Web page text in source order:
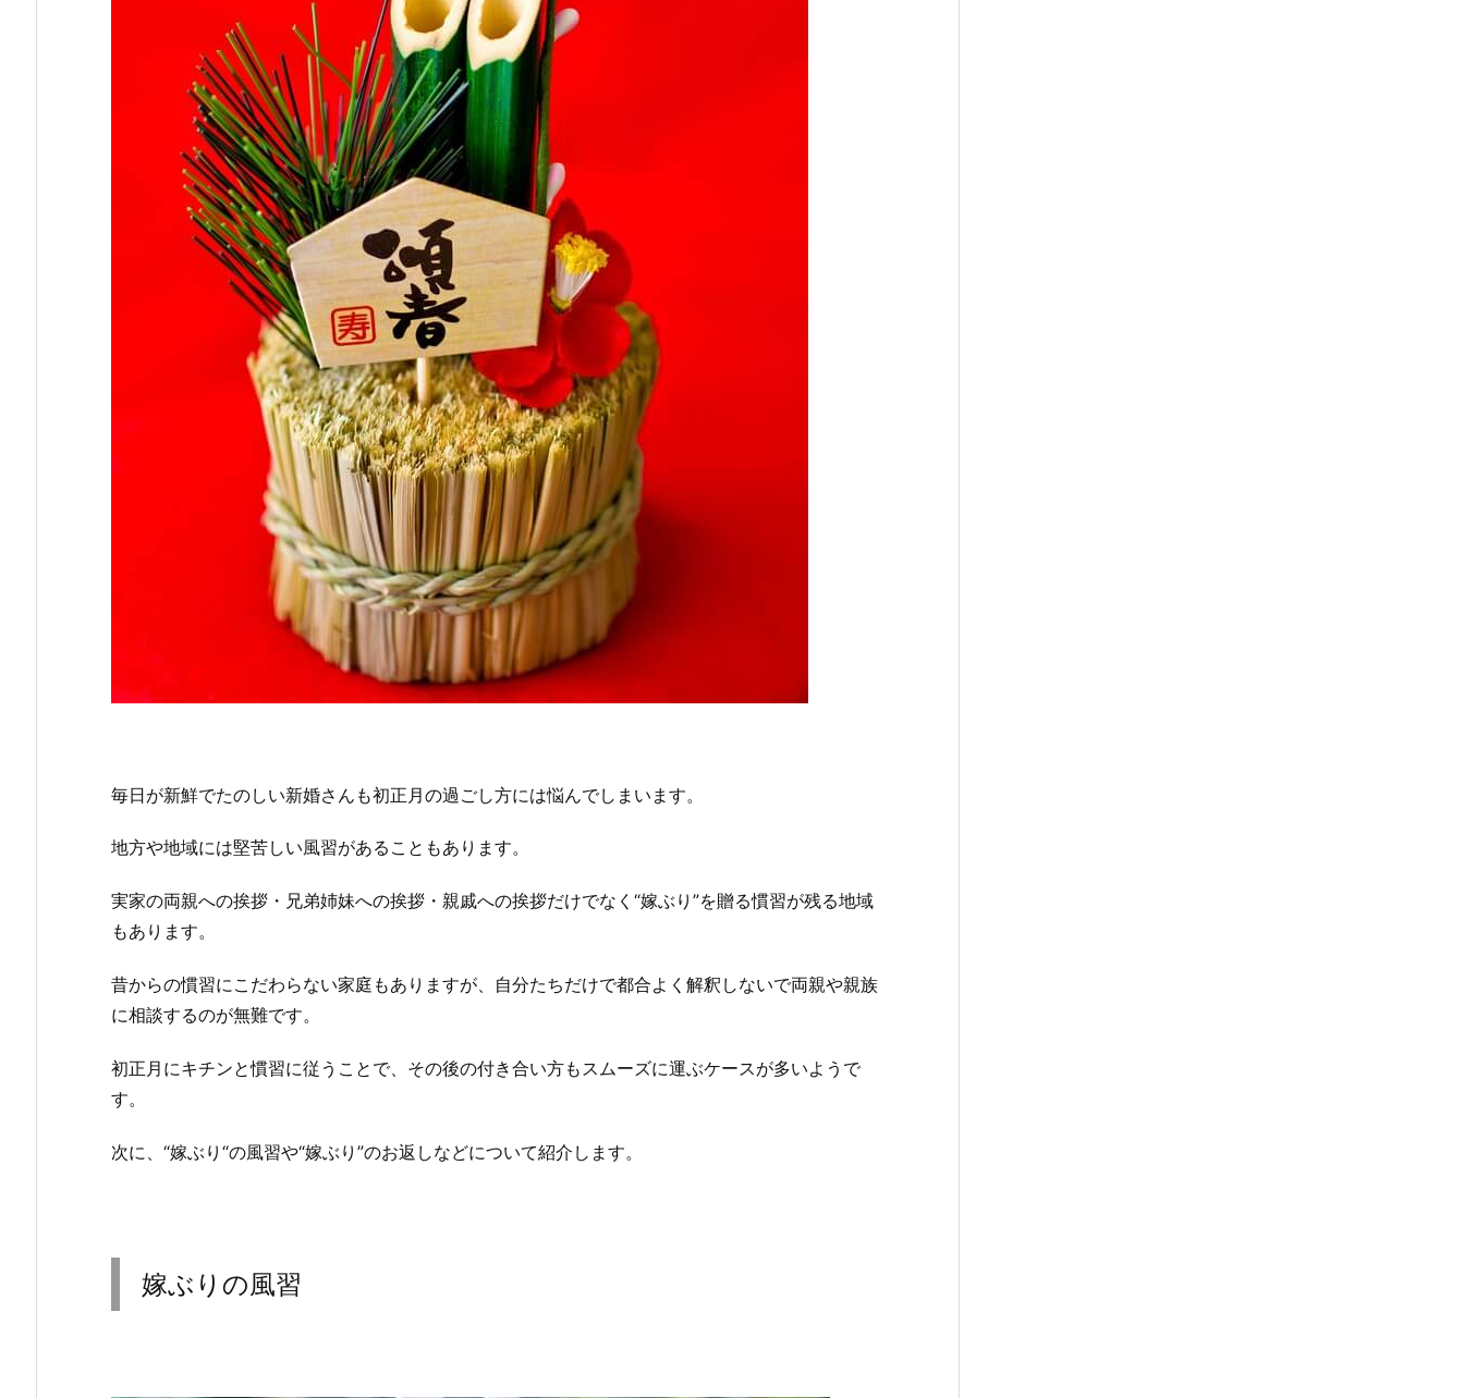
毎日が新鮮でたのしい新婚さんも初正月の過ごし方には悩んでしまいます。
地方や地域には堅苦しい風習があることもあります。
実家の両親への挨拶・兄弟姉妹への挨拶・親戚への挨拶だけでなく“嫁ぶり”を贈る慣習が残る地域
もあります。
昔からの慣習にこだわらない家庭もありますが、自分たちだけで都合よく解釈しないで両親や親族
に相談するのが無難です。
初正月にキチンと慣習に従うことで、その後の付き合い方もスムーズに運ぶケースが多いようで
す。
次に、“嫁ぶり“の風習や“嫁ぶり”のお返しなどについて紹介します。
嫁ぶりの風習